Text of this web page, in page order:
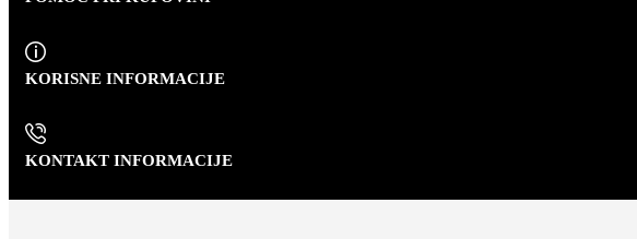
KORISNE INFORMACIJE
KONTAKT INFORMACIJE